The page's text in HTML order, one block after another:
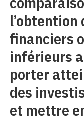
financiers
inférieurs
porter
des
et mettre